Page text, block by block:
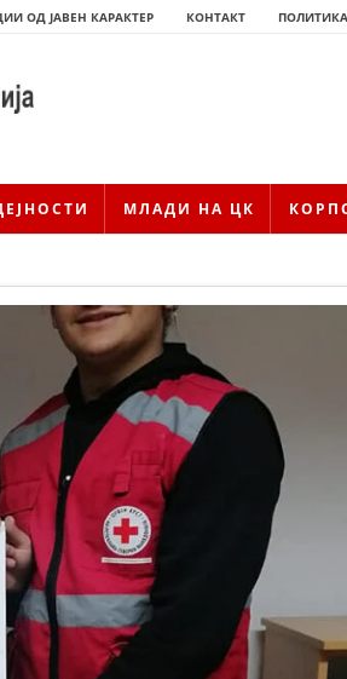
ОД ЈАВЕН КАРАКТЕР КОНТАКТ
МЛАДИ НА ЦК
ИСТОРИЈАТ НА ЦКРМ
НА ДВИЖЕЊЕТО
НА ОРГАНИЗАЦИЈАТА
ИНФОРМАЦИИ
ВО ПРОФЕСИОНАЛНИ ТЕЛА